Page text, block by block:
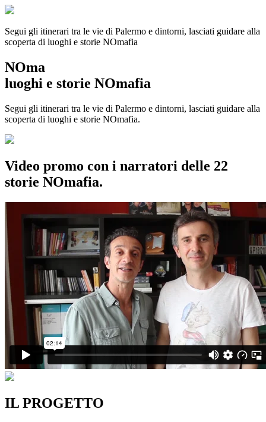
Segui gli itinerari tra le vie di Palermo e dintorni, lasciati guidare alla
scoperta di luoghi e storie NOmafia
NOma
luoghi e storie NOmafia
Segui gli itinerari tra le vie di Palermo e dintorni, lasciati guidare alla
scoperta di luoghi e storie NOmafia.
Video promo con i narratori delle 22
storie NOmafia.
IL PROGETTO